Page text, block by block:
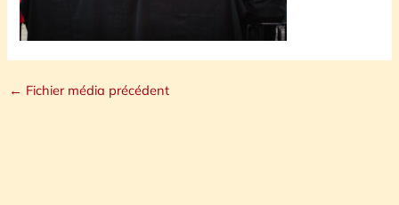
← Fichier média précédent